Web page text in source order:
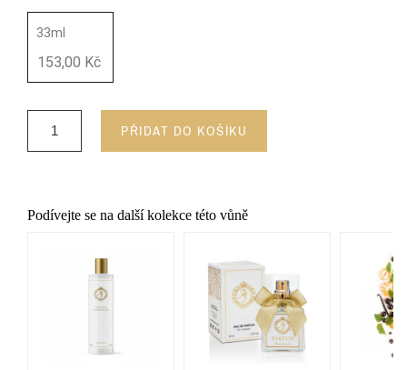
33ml
153,00 Kč
PŘIDAT DO KOŠÍKU
Podívejte se na další kolekce této vůně